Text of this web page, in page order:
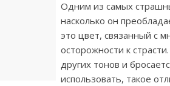
Одним из самых
насколько он
это цвет, связанный с
осторожности к
других тонов и
использовать, такое